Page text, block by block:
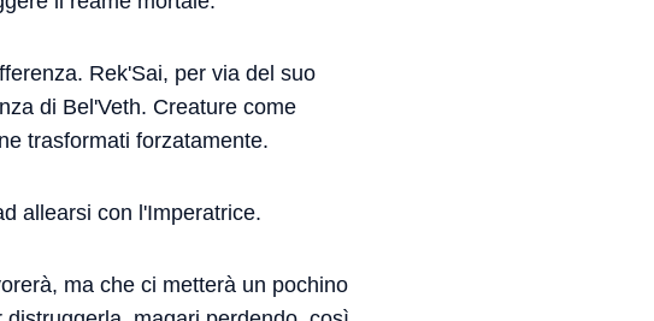
Rek'Sai, per via del suo
di Bel'Veth. Creature come
trasformati forzatamente.
allearsi con l'Imperatrice.
ma che ci metterà un pochino